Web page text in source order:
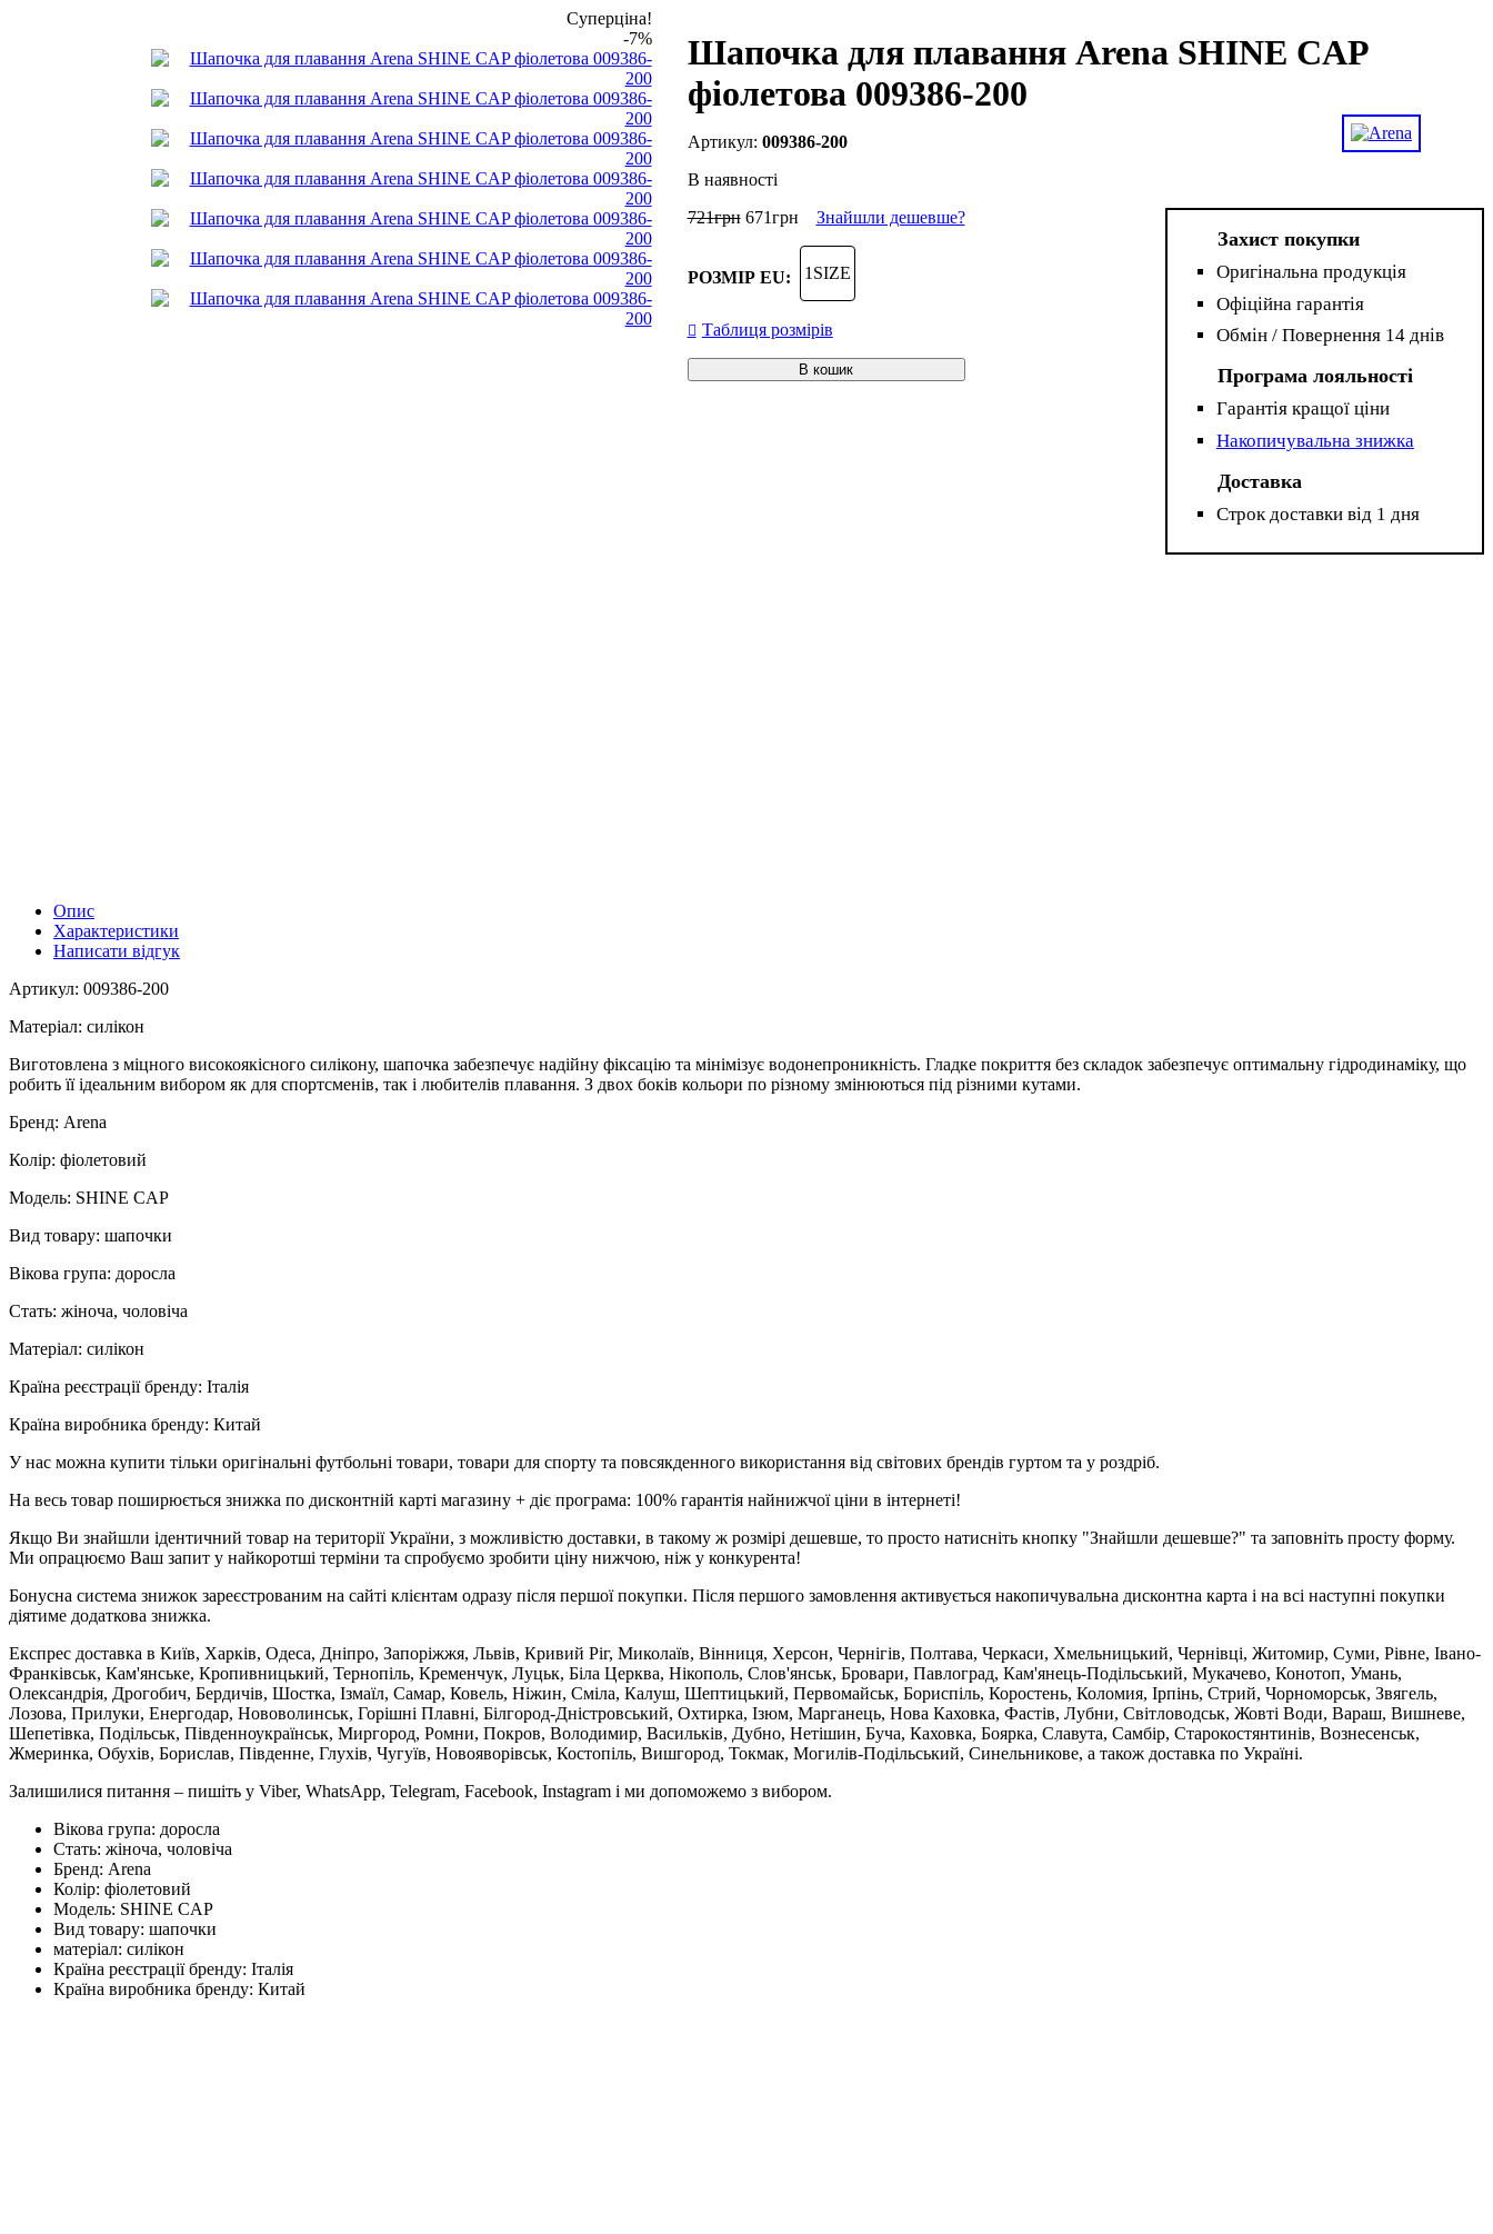
Суперціна!
-7%
Шапочка для плавання Arena SHINE CAP
фіолетова 009386-200
009386-200
В наявності
721грн 671грн Знайшли дешевше?
РОЗМІР EU: 1SIZE
Таблиця розмірів
В кошик
Захист покупки
Оригінальна продукція
Офіційна гарантія
Обмін / Повернення 14 днів
Програма лояльності
Гарантія кращої ціни
Накопичувальна знижка
Доставка
Строк доставки від 1 дня
Опис
Характеристики
Написати відгук
Артикул: 009386-200
Матеріал: силікон
Виготовлена з міцного високоякісного силікону, шапочка забезпечує надійну фіксацію та мінімізує водонепроникність. Гладке покриття без складок забезпечує оптимальну гідродинаміку, що
робить її ідеальним вибором як для спортсменів, так і любителів плавання. З двох боків кольори по різному змінюються під різними кутами.
Бренд: Arena
Колір: фіолетовий
Модель: SHINE CAP
Вид товару: шапочки
Вікова група: доросла
Стать: жіноча, чоловіча
Матеріал: силікон
Країна реєстрації бренду: Італія
Країна виробника бренду: Китай
У нас можна купити тільки оригінальні футбольні товари, товари для спорту та повсякденного використання від світових брендів гуртом та у роздріб.
На весь товар поширюється знижка по дисконтній карті магазину + діє програма: 100% гарантія найнижчої ціни в інтернеті!
Якщо Ви знайшли ідентичний товар на території України, з можливістю доставки, в такому ж розмірі дешевше, то просто натисніть кнопку "Знайшли дешевше?" та заповніть просту форму.
Ми опрацюємо Ваш запит у найкоротші терміни та спробуємо зробити ціну нижчою, ніж у конкурента!
Бонусна система знижок зареєстрованим на сайті клієнтам одразу після першої покупки. Після першого замовлення активується накопичувальна дисконтна карта і на всі наступні покупки
діятиме додаткова знижка.
Експрес доставка в Київ, Харків, Одеса, Дніпро, Запоріжжя, Львів, Кривий Ріг, Миколаїв, Вінниця, Херсон, Чернігів, Полтава, Черкаси, Хмельницький, Чернівці, Житомир, Суми, Рівне, Івано-
Франківськ, Кам'янське, Кропивницький, Тернопіль, Кременчук, Луцьк, Біла Церква, Нікополь, Слов'янськ, Бровари, Павлоград, Кам'янець-Подільський, Мукачево, Конотоп, Умань,
Олександрія, Дрогобич, Бердичів, Шостка, Ізмаїл, Самар, Ковель, Ніжин, Сміла, Калуш, Шептицький, Первомайськ, Бориспіль, Коростень, Коломия, Ірпінь, Стрий, Чорноморськ, Звягель,
Лозова, Прилуки, Енергодар, Нововолинськ, Горішні Плавні, Білгород-Дністровський, Охтирка, Ізюм, Марганець, Нова Каховка, Фастів, Лубни, Світловодськ, Жовті Води, Вараш, Вишневе,
Шепетівка, Подільськ, Південноукраїнськ, Миргород, Ромни, Покров, Володимир, Васильків, Дубно, Нетішин, Буча, Каховка, Боярка, Славута, Самбір, Старокостянтинів, Вознесенськ,
Жмеринка, Обухів, Борислав, Південне, Глухів, Чугуїв, Новояворівськ, Костопіль, Вишгород, Токмак, Могилів-Подільський, Синельникове, а також доставка по Україні.
Залишилися питання – пишіть у Viber, WhatsApp, Telegram, Facebook, Instagram і ми допоможемо з вибором.
Вікова група: доросла
Стать: жіноча, чоловіча
Бренд: Arena
Колір: фіолетовий
Модель: SHINE CAP
Вид товару: шапочки
матеріал: силікон
Країна реєстрації бренду: Італія
Країна виробника бренду: Китай